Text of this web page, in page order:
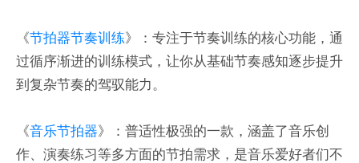
《节拍器节奏训练》：专注于节奏训练的核心功能，通
过循序渐进的训练模式，让你从基础节奏感知逐步提升
到复杂节奏的驾驭能力。
《音乐节拍器》：普适性极强的一款，涵盖了音乐创
作、演奏练习等多方面的节拍需求，是音乐爱好者们不